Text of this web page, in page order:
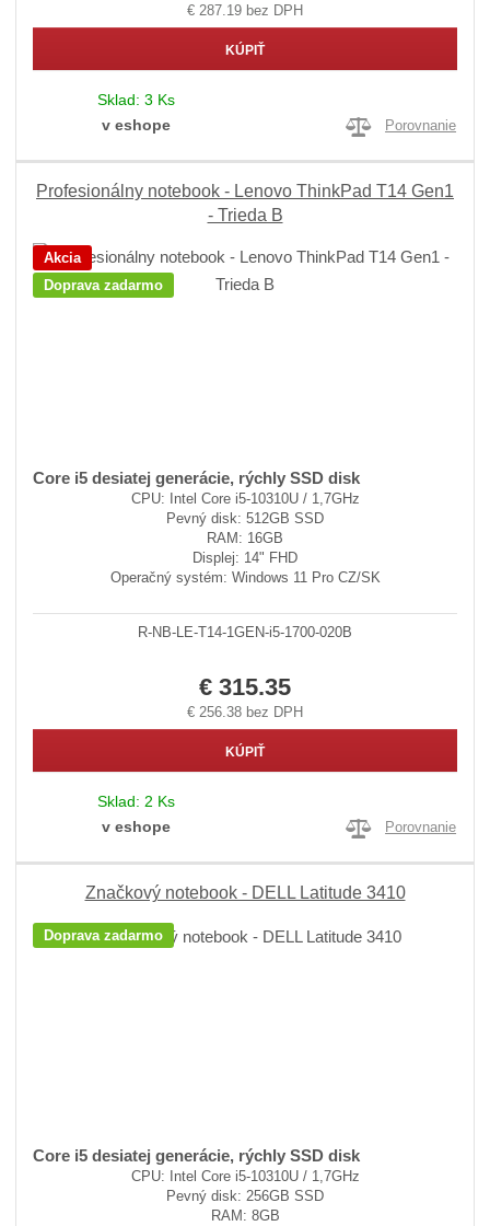
€ 287.19 bez DPH
KÚPIŤ
Sklad: 3 Ks
v eshope
Porovnanie
Profesionálny notebook - Lenovo ThinkPad T14 Gen1
- Trieda B
Akcia
Doprava zadarmo
Core i5 desiatej generácie, rýchly SSD disk
CPU: Intel Core i5-10310U / 1,7GHz
Pevný disk: 512GB SSD
RAM: 16GB
Displej: 14" FHD
Operačný systém: Windows 11 Pro CZ/SK
R-NB-LE-T14-1GEN-i5-1700-020B
€ 315.35
€ 256.38 bez DPH
KÚPIŤ
Sklad: 2 Ks
v eshope
Porovnanie
Značkový notebook - DELL Latitude 3410
Doprava zadarmo
Core i5 desiatej generácie, rýchly SSD disk
CPU: Intel Core i5-10310U / 1,7GHz
Pevný disk: 256GB SSD
RAM: 8GB